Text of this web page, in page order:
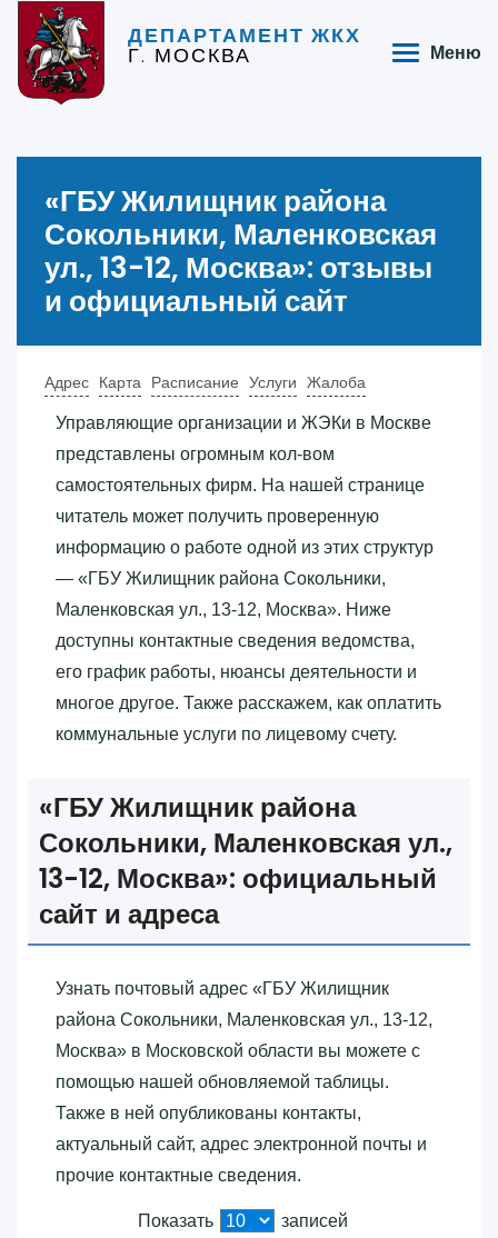
ДЕПАРТАМЕНТ ЖКХ
Г. МОСКВА Меню
«‎ГБУ Жилищник района
Сокольники, Маленковская
ул., 13-12, Москва»‎: отзывы
и официальный сайт
Адрес Карта Расписание Услуги Жалоба
Управляющие организации и ЖЭКи в Москве
представлены огромным кол-вом
самостоятельных фирм. На нашей странице
читатель может получить проверенную
информацию о работе одной из этих структур
— «‎ГБУ Жилищник района Сокольники,
Маленковская ул., 13-12, Москва»‎. Ниже
доступны контактные сведения ведомства,
его график работы, нюансы деятельности и
многое другое. Также расскажем, как оплатить
коммунальные услуги по лицевому счету.
«‎ГБУ Жилищник района
Сокольники, Маленковская ул.,
13-12, Москва»‎: официальный
сайт и адреса
Узнать почтовый адрес «‎ГБУ Жилищник
района Сокольники, Маленковская ул., 13-12,
Москва»‎ в Московской области вы можете с
помощью нашей обновляемой таблицы.
Также в ней опубликованы контакты,
актуальный сайт, адрес электронной почты и
прочие контактные сведения.
Показать
записей